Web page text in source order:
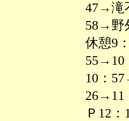
47→滝
58→野
休憩9
55→10
10：
26→11
Ｐ12